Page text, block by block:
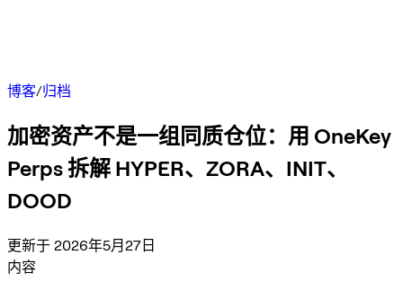
博客/归档
加密资产不是一组同质仓位：用 OneKey
Perps 拆解 HYPER、ZORA、INIT、
DOOD
更新于 2026年5月27日
内容